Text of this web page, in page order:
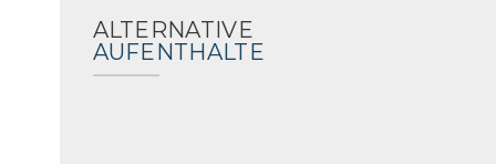
ALTERNATIVE
AUFENTHALTE